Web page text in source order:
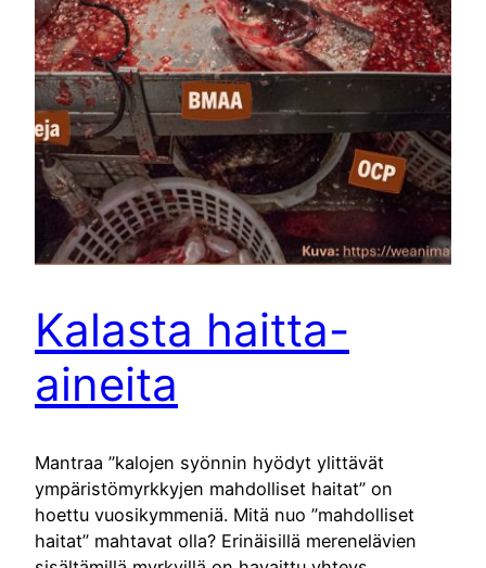
Kalasta haitta-
aineita
Mantraa ”kalojen syönnin hyödyt ylittävät
ympäristömyrkkyjen mahdolliset haitat” on
hoettu vuosikymmeniä. Mitä nuo ”mahdolliset
haitat” mahtavat olla? Erinäisillä merenelävien